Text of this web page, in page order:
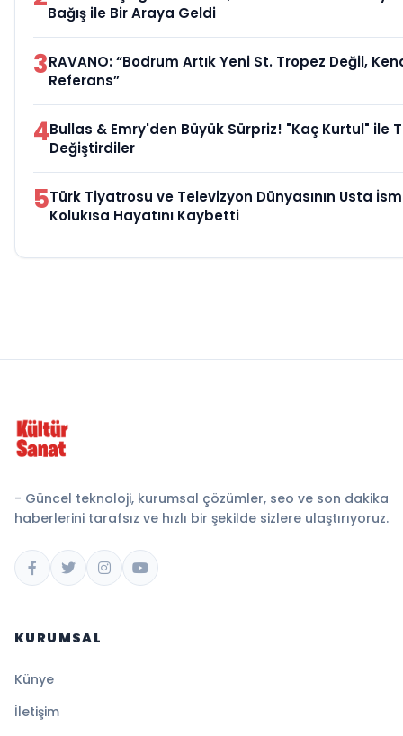
Bağış ile Bir Araya Geldi
3RAVANO: “Bodrum Artık Yeni St. Tropez Değil,
Referans”
4Bullas & Emry'den Büyük Sürpriz! "Kaç Kurtul" ile
Değiştirdiler
5Türk Tiyatrosu ve Televizyon Dünyasının Usta
Kolukısa Hayatını Kaybetti
- Güncel teknoloji, kurumsal çözümler, seo ve son dakika
haberlerini tarafsız ve hızlı bir şekilde sizlere ulaştırıyoruz.
KURUMSAL
Künye
İletişim